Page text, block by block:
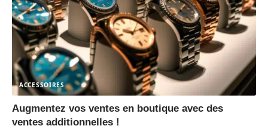
ACCESSOIRES
Augmentez vos ventes en boutique avec des
ventes additionnelles !